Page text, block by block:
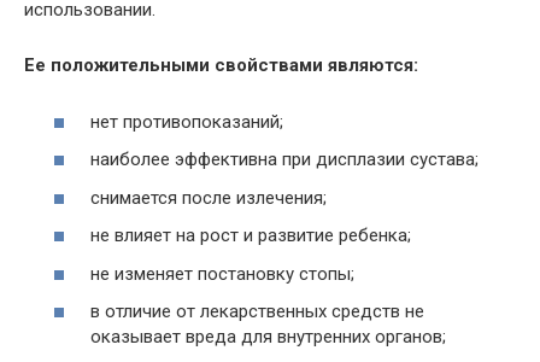
использовании.
Ее положительными свойствами являются:
нет противопоказаний;
наиболее эффективна при дисплазии сустава;
снимается после излечения;
не влияет на рост и развитие ребенка;
не изменяет постановку стопы;
в отличие от лекарственных средств не
оказывает вреда для внутренних органов;